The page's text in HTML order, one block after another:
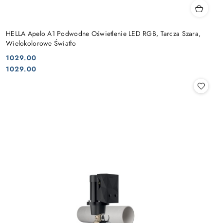
HELLA Apelo A1 Podwodne Oświetlenie LED RGB, Tarcza Szara,
Wielokolorowe Światło
Cena:
1029.00
Cena:
1029.00